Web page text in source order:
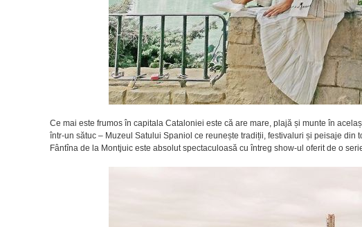
Ce mai este frumos în capitala Cataloniei este că are mare, plajă și munte în
într-un sătuc – Muzeul Satului Spaniol ce reunește tradiții, festivaluri și peisaje din
Fântîna de la Montjuic este absolut spectaculoasă cu întreg show-ul oferit de o